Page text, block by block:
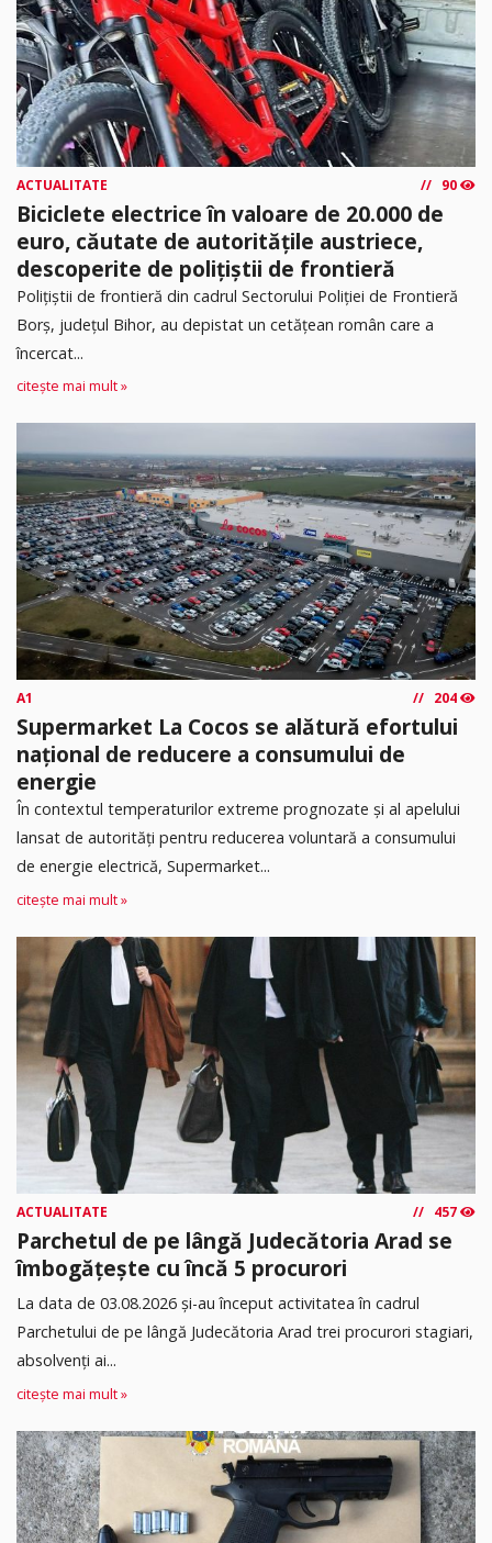
ACTUALITATE 90
Biciclete electrice în valoare de 20.000 de
euro, căutate de autoritățile austriece,
descoperite de polițiștii de frontieră
Poliţiştii de frontieră din cadrul Sectorului Poliției de Frontieră
Borș, județul Bihor, au depistat un cetățean român care a
încercat...
citește mai mult »
A1 204
Supermarket La Cocos se alătură efortului
național de reducere a consumului de
energie
În contextul temperaturilor extreme prognozate și al apelului
lansat de autorități pentru reducerea voluntară a consumului
de energie electrică, Supermarket...
citește mai mult »
ACTUALITATE 457
Parchetul de pe lângă Judecătoria Arad se
îmbogățește cu încă 5 procurori
La data de 03.08.2026 şi-au început activitatea în cadrul
Parchetului de pe lângă Judecătoria Arad trei procurori stagiari,
absolvenţi ai...
citește mai mult »